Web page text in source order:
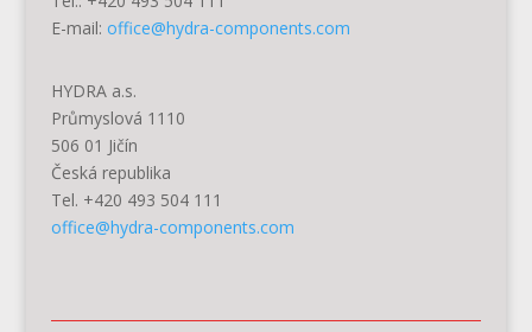
E-mail: office@hydra-components.com
HYDRA a.s.
Průmyslová 1110
506 01 Jičín
Česká republika
Tel. +420 493 504 111
office@hydra-components.com